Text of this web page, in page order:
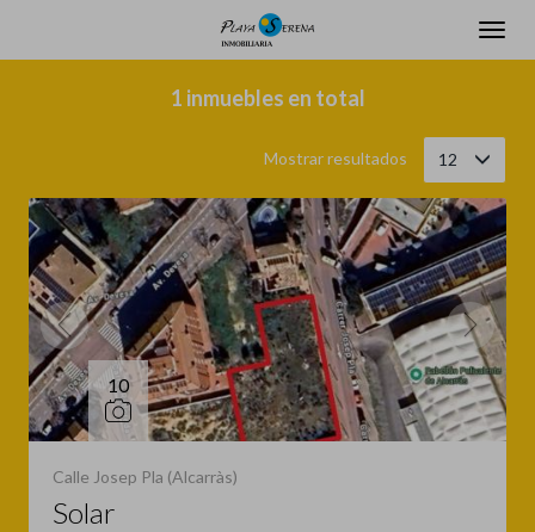
1 inmuebles en total
Mostrar resultados 12
10
Calle Josep Pla (Alcarràs)
Solar